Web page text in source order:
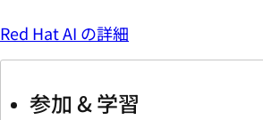
Red Hat AI の詳細
参加 & 学習